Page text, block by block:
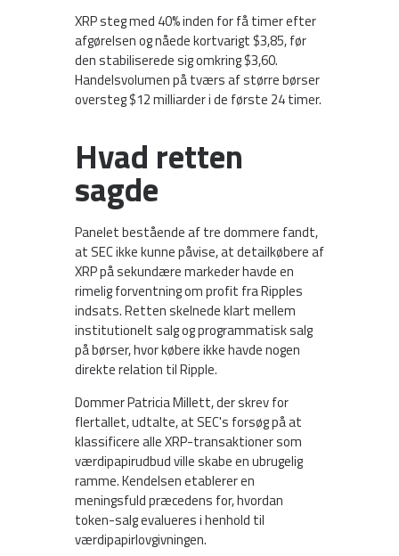
XRP steg med 40% inden for få timer efter
afgørelsen og nåede kortvarigt $3,85, før
den stabiliserede sig omkring $3,60.
Handelsvolumen på tværs af større børser
oversteg $12 milliarder i de første 24 timer.
Hvad retten
sagde
Panelet bestående af tre dommere fandt,
at SEC ikke kunne påvise, at detailkøbere af
XRP på sekundære markeder havde en
rimelig forventning om profit fra Ripples
indsats. Retten skelnede klart mellem
institutionelt salg og programmatisk salg
på børser, hvor købere ikke havde nogen
direkte relation til Ripple.
Dommer Patricia Millett, der skrev for
flertallet, udtalte, at SEC's forsøg på at
klassificere alle XRP-transaktioner som
værdipapirudbud ville skabe en ubrugelig
ramme. Kendelsen etablerer en
meningsfuld præcedens for, hvordan
token-salg evalueres i henhold til
værdipapirlovgivningen.